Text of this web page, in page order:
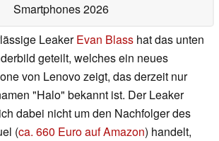
Smartphones 2026
LeakerEvan Blass hat das unten
geteilt, welches ein neues
von Lenovo zeigt, das derzeit nur
"Halo" bekannt ist. Der Leaker
dabei nicht um den Nachfolger des
(ca. 660 Euro auf Amazon) handelt,